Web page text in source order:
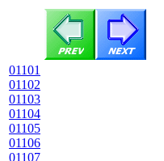
01101
01102
01103
01104
01105
01106
01107